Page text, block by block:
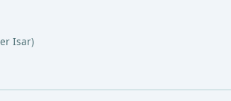
Isar)